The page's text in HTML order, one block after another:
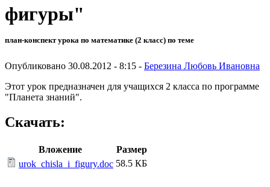
фигуры"
план-конспект урока по математике (2 класс) по теме
Опубликовано 30.08.2012 - 8:15 - Березина Любовь Ивановна
Этот урок предназначен для учащихся 2 класса по программе
"Планета знаний".
Скачать:
Вложение
Размер
urok_chisla_i_figury.doc 58.5 КБ